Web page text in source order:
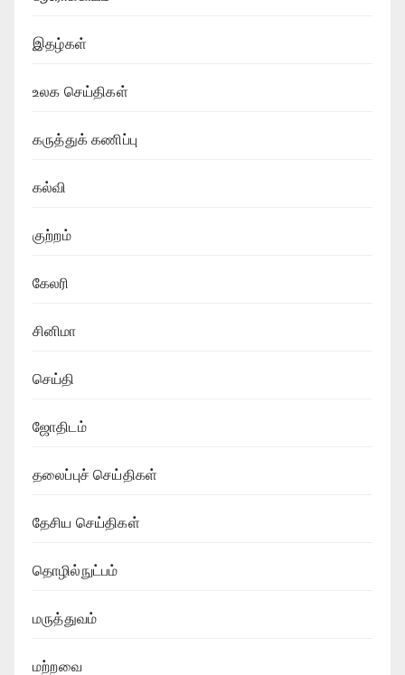
இதழ்கள்
உலக செய்திகள்
கருத்துக் கணிப்பு
கல்வி
குற்றம்
கேலரி
சினிமா
செய்தி
ஜோதிடம்
தலைப்புச் செய்திகள்
தேசிய செய்திகள்
தொழில்நுட்பம்
மருத்துவம்
மற்றவை